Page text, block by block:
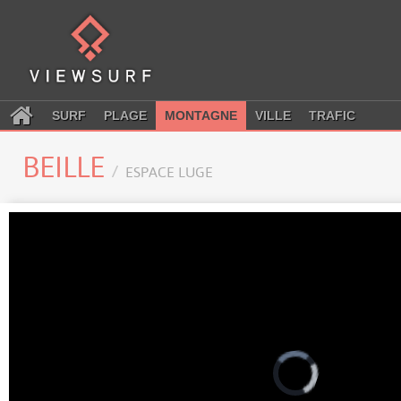
SURF PLAGE MONTAGNE VILLE TRAFIC
BEILLE ESPACE LUGE